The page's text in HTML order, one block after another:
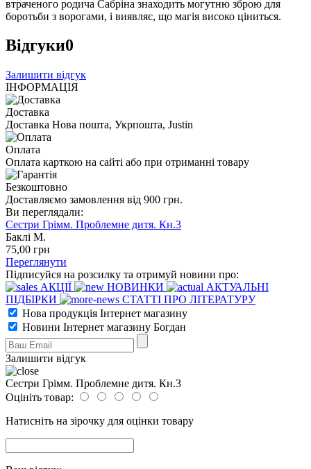
втраченого родича Сабріна знаходить могутню зброю для
боротьби з ворогами, і виявляє, що магія високо ціниться.
Відгуки0
Залишити відгук
ІНФОРМАЦІЯ
Доставка
Доставка Нова пошта, Укрпошта, Justin
Оплата
Оплата карткою на сайті або при отриманні товару
Безкоштовно
Доставляємо замовлення від 900 грн.
Ви переглядали:
Сестри Грімм. Проблемне дитя. Кн.3
Баклі М.
75,00 грн
Переглянути
Підписуйся на розсилку та отримуй новини про:
АКЦІЇ
НОВИНКИ
АКТУАЛЬНІ
ПІДБІРКИ
СТАТТІ ПРО ЛІТЕРАТУРУ
Нова продукція Інтернет магазину
Новини Інтернет магазину Богдан
Залишити відгук
Сестри Грімм. Проблемне дитя. Кн.3
Оцініть товар:
Натисніть на зірочку для оцінки товару